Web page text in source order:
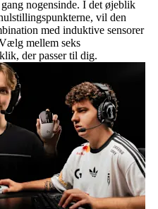
nogensinde. I det øjeblik
vil den
med induktive sensorer
mellem seks
der passer til dig.